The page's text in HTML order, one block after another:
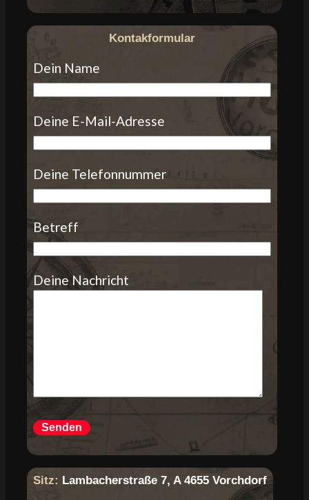
Kontakformular
Dein Name
Deine E-Mail-Adresse
Deine Telefonnummer
Betreff
Deine Nachricht
Sitz: Lambacherstraße 7, A 4655 Vorchdorf